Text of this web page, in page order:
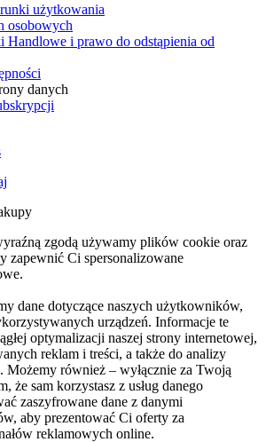
użytkowania
osobowych
Handlowe i prawo do odstąpienia od
danych
zgodą używamy plików cookie oraz
zapewnić Ci spersonalizowane
dane dotyczące naszych użytkowników,
urządzeń. Informacje te
optymalizacji naszej strony internetowej,
reklam i treści, a także do analizy
Możemy również – wyłącznie za Twoją
że sam korzystasz z usług danego
zaszyfrowane dane z danymi
aby prezentować Ci oferty za
reklamowych online.